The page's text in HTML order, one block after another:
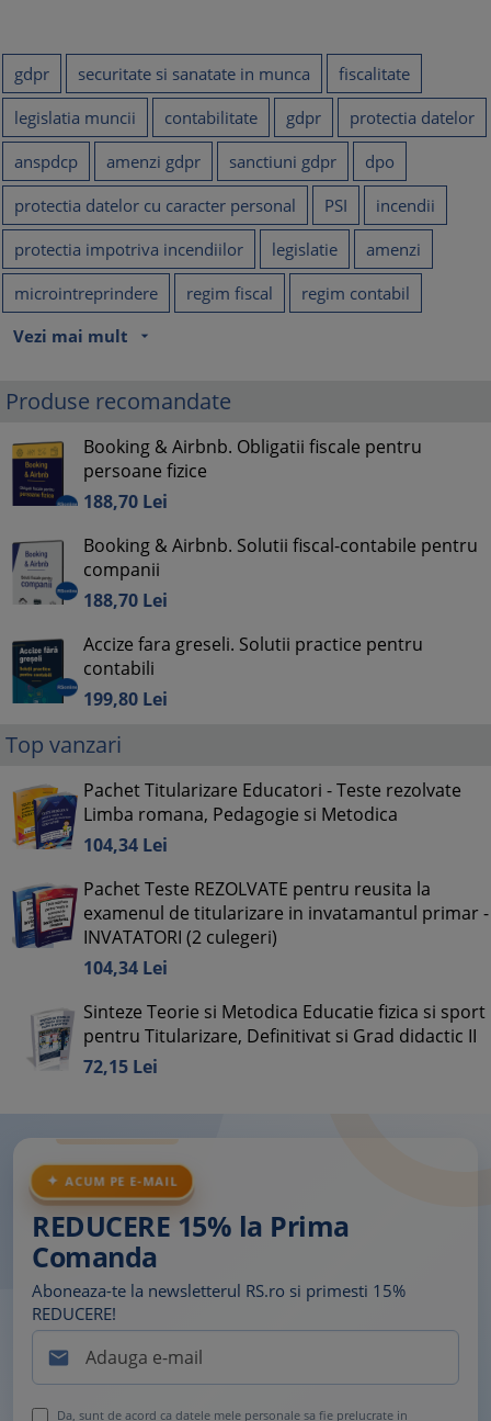
gdpr securitate si sanatate in munca
fiscalitate
legislatia muncii
contabilitate gdpr
protectia datelor
anspdcp
amenzi gdpr sanctiuni gdpr
dpo
protectia datelor cu caracter personal
PSI
incendii
protectia impotriva incendiilor
legislatie
amenzi
microintreprindere
regim fiscal
regim contabil
Vezi mai mult
arrow_drop_down
Produse recomandate
Booking & Airbnb. Obligatii fiscale pentru
persoane fizice
188,70 Lei
Booking & Airbnb. Solutii fiscal-contabile pentru
companii
188,70 Lei
Accize fara greseli. Solutii practice pentru
contabili
199,80 Lei
Top vanzari
Pachet Titularizare Educatori - Teste rezolvate
Limba romana, Pedagogie si Metodica
104,34 Lei
Pachet Teste REZOLVATE pentru reusita la
examenul de titularizare in invatamantul primar -
INVATATORI (2 culegeri)
104,34 Lei
Sinteze Teorie si Metodica Educatie fizica si sport
pentru Titularizare, Definitivat si Grad didactic II
72,15 Lei
ACUM PE E-MAIL
REDUCERE 15% la Prima
Comanda
Aboneaza-te la newsletterul RS.ro si primesti 15%
REDUCERE!

Da, sunt de acord ca datele mele personale sa fie prelucrate in